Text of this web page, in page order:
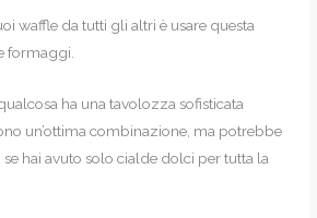
waffle da tutti gli altri è usare questa
formaggi.
ha una tavolozza sofisticata
un’ottima combinazione, ma potrebbe
hai avuto solo cialde dolci per tutta la